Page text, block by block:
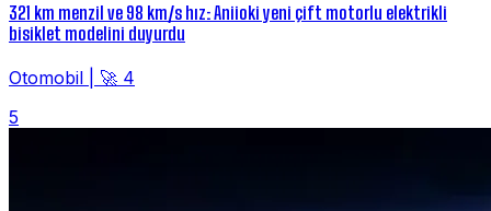
321 km menzil ve 98 km/s hız: Aniioki yeni çift motorlu elektrikli
bisiklet modelini duyurdu
Otomobil
🚀 4
5